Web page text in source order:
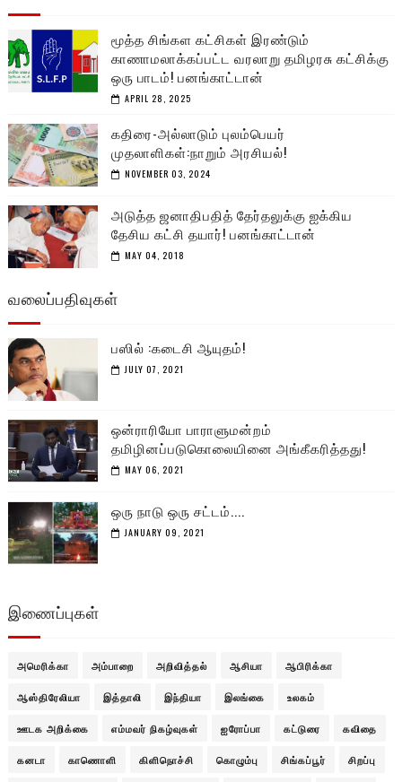
மூத்த சிங்கள கட்சிகள் இரண்டும்
காணாமலாக்கப்பட்ட வரலாறு தமிழரசு கட்சிக்கு
ஒரு பாடம்! பனங்காட்டான்
APRIL 28, 2025
கதிரை-அல்லாடும் புலம்பெயர்
முதலாளிகள்:நாறும் அரசியல்!
NOVEMBER 03, 2024
அடுத்த ஜனாதிபதித் தேர்தலுக்கு ஐக்கிய
தேசிய கட்சி தயார்! பனங்காட்டான்
MAY 04, 2018
வலைப்பதிவுகள்
பஸில் :கடைசி ஆயுதம்!
JULY 07, 2021
ஒன்ராரியோ பாராளுமன்றம்
தமிழினப்படுகொலையினை அங்கீகரித்தது!
MAY 06, 2021
ஒரு நாடு ஒரு சட்டம்....
JANUARY 09, 2021
இணைப்புகள்
அமெரிக்கா அம்பாறை அறிவித்தல் ஆசியா ஆபிரிக்கா
ஆஸ்திரேலியா இத்தாலி இந்தியா இலங்கை உலகம்
ஊடக அறிக்கை எம்மவர் நிகழ்வுகள் ஐரோப்பா கட்டுரை கவிதை
கனடா காணொளி கிளிநொச்சி கொழும்பு சிங்கப்பூர் சிறப்பு